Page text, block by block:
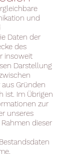
und
Daten der
des
insoweit
Darstellung
Gründen
ist. Im Übrigen
zur
unseres
dieser